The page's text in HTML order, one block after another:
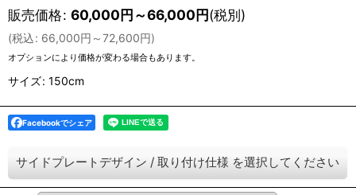
販売価格: 60,000円～66,000円(税別)
(税込: 66,000円 ～72,600円)
オプションにより価格が変わる場合もあります。
サイズ: 150cm
Facebookでシェア
サイドプレートデザイン / 取り付け仕様 を選択してください